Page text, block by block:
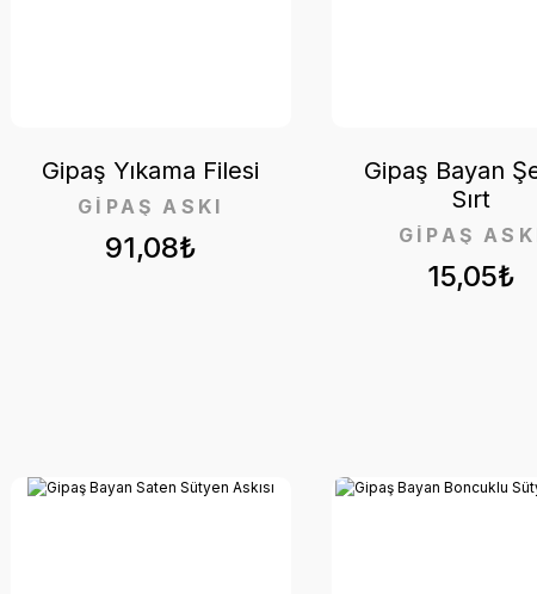
91,08₺
GİPAŞ ASKI
Gipaş Yıkama Filesi
15,05₺
GİPAŞ
Gipaş Bayan
Sırt